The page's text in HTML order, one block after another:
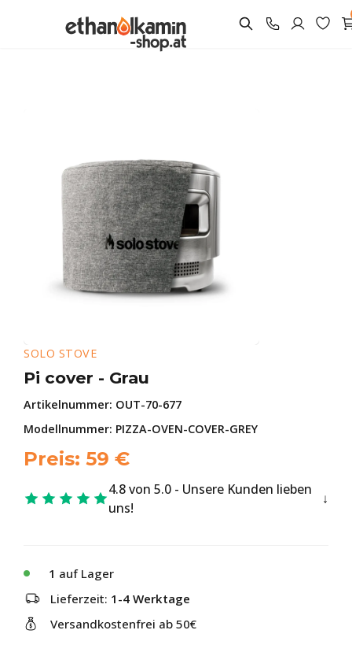
SOLO STOVE
Pi cover - Grau
Artikelnummer: OUT-70-677
Modellnummer: PIZZA-OVEN-COVER-GREY
Preis: 59 €
4.8 von 5.0 - Unsere Kunden lieben
uns!
1 auf Lager
Lieferzeit: 1-4 Werktage
Versandkostenfrei ab 50€